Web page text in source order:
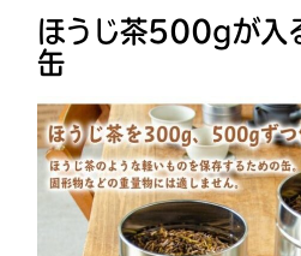
ほうじ茶500gが入
缶